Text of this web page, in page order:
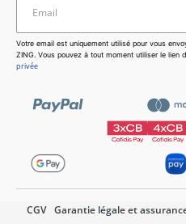
Votre email est
offres
à tout moment
Email
Votre email est uniquement utilisé pour vous
ZING. Vous pouvez à tout moment utiliser le lien
privée
CGV Garantie légale et